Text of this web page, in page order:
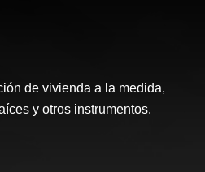
de vivienda a la medida,
y otros instrumentos.